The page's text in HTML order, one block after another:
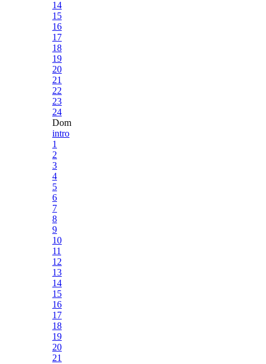
14
15
16
17
18
19
20
21
22
23
24
Dom
intro
1
2
3
4
5
6
7
8
9
10
11
12
13
14
15
16
17
18
19
20
21